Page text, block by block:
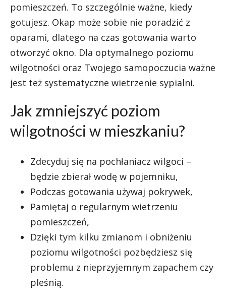
pomieszczeń. To szczególnie ważne, kiedy
gotujesz. Okap może sobie nie poradzić z
oparami, dlatego na czas gotowania warto
otworzyć okno. Dla optymalnego poziomu
wilgotności oraz Twojego samopoczucia ważne
jest też systematyczne wietrzenie sypialni.
Jak zmniejszyć poziom
wilgotności w mieszkaniu?
Zdecyduj się na pochłaniacz wilgoci –
będzie zbierał wodę w pojemniku,
Podczas gotowania używaj pokrywek,
Pamiętaj o regularnym wietrzeniu
pomieszczeń,
Dzięki tym kilku zmianom i obniżeniu
poziomu wilgotności pozbędziesz się
problemu z nieprzyjemnym zapachem czy
pleśnią.